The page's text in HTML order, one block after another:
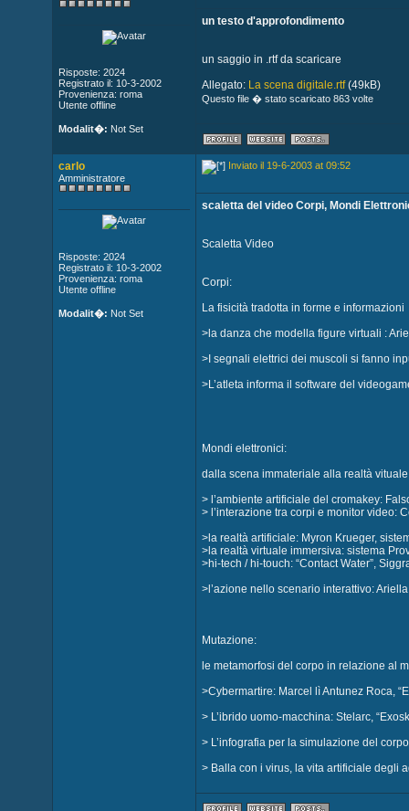
Risposte: 2024
Registrato il: 10-3-2002
Provenienza: roma
Utente offline
Modalit�: Not Set
un testo d'approfondimento
un saggio in .rtf da scaricare
Allegato: La scena digitale.rtf(49kB)
Questo file � stato scaricato 863 volte
carlo
Amministratore
Risposte: 2024
Registrato il: 10-3-2002
Provenienza: roma
Utente offline
Modalit�: Not Set
Inviato il 19-6-2003 at 09:52
scaletta del video Corpi, Mondi
Scaletta Video
Corpi:
La fisicità tradotta in forme e informazioni
>la danza che modella figure virtuali :
>I segnali elettrici dei muscoli si fanno
>L’atleta informa il software del
Mondi elettronici:
dalla scena immateriale alla realtà
> l’ambiente artificiale del cromakey:
> l’interazione tra corpi e monitor video:
>la realtà artificiale: Myron Krueger,
>la realtà virtuale immersiva: sistema
>hi-tech / hi-touch: “Contact Water”,
>l’azione nello scenario interattivo:
Mutazione:
le metamorfosi del corpo in relazione al
>Cybermartire: Marcel lì Antunez Roca,
> L’ibrido uomo-macchina: Stelarc,
> L’infografia per la simulazione del
> Balla con i virus, la vita artificiale degli